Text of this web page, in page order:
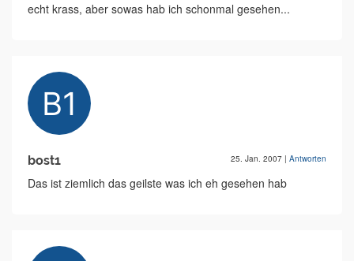
echt krass, aber sowas hab ich schonmal gesehen...
bost1 25. Jan. 2007 | Antworten
Das ist ziemlich das geilste was ich eh gesehen hab